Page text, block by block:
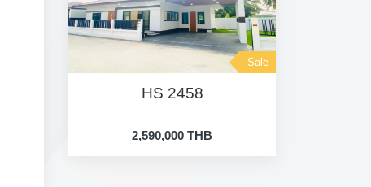
Sale
HS 2458
2,590,000 THB